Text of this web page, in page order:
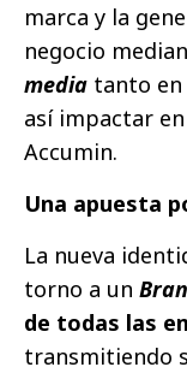
marca y la
negocio
media tanto en
así impactar
Accumin.
Una apuesta
La nueva
torno a un
de todas las
transmitiendo